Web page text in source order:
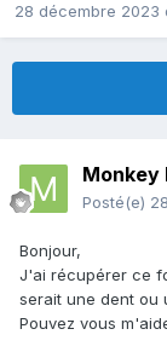
28 décembre 2023
Monkey
Posté(e)
Bonjour,
J'ai récupérer ce
serait une dent ou
Pouvez vous